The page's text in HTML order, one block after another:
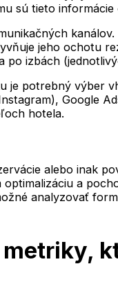
sú tieto
jeho ochotu
po izbách
je potrebný výber
Google
hotela.
alebo inak
optimalizáciu a
analyzovať